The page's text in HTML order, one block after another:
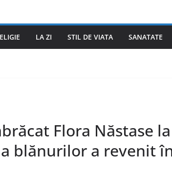
LA ZI STIL DE VIATA SANATATE
Flora Năstase
blănurilor a revenit